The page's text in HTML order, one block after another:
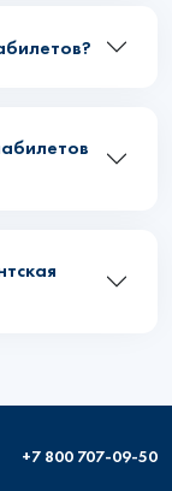
+7 800 707-09-50